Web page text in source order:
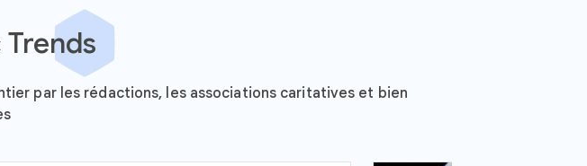
par les rédactions, les associations caritatives et bien